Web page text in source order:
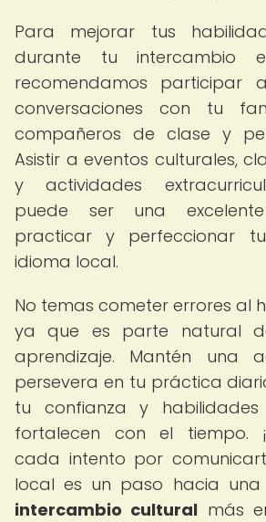
Para mejorar tus
durante tu intercambio
recomendamos participar
conversaciones con tu
compañeros de clase y
Asistir a eventos culturales,
y actividades
puede ser una
practicar y perfeccionar
idioma local.
No temas cometer errores al
ya que es parte natural
aprendizaje. Mantén una
persevera en tu práctica
tu confianza y habilidades
fortalecen con el tiempo.
cada intento por
local es un paso hacia una
intercambio cultural más